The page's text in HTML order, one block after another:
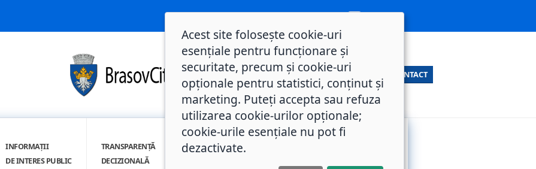
CONTACT
INFORMAȚII
DE INTERES PUBLIC
TRANSPARENȚĂ
DECIZIONALĂ
INTEGRITATE
Acest site folosește cookie-uri
esențiale pentru funcționare și
securitate, precum și cookie-uri
opționale pentru statistici, conținut și
marketing. Puteți accepta sau refuza
utilizarea cookie-urilor opționale;
cookie-urile esențiale nu pot fi
dezactivate.